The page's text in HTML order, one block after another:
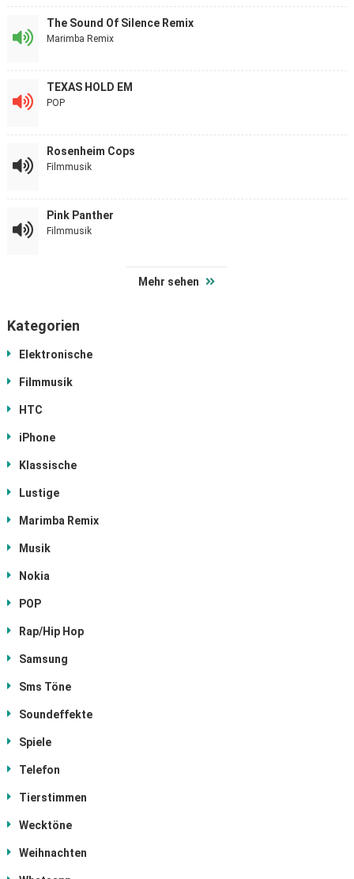
The Sound Of Silence Remix
Marimba Remix
TEXAS HOLD EM
POP
Rosenheim Cops
Filmmusik
Pink Panther
Filmmusik
Mehr sehen
Kategorien
Elektronische
Filmmusik
HTC
iPhone
Klassische
Lustige
Marimba Remix
Musik
Nokia
POP
Rap/Hip Hop
Samsung
Sms Töne
Soundeffekte
Spiele
Telefon
Tierstimmen
Wecktöne
Weihnachten